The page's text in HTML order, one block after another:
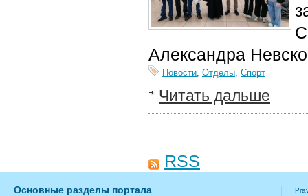
Александра
Новости, Отделы, Спорт
Читать дальше
RSS
Основные разделы портала